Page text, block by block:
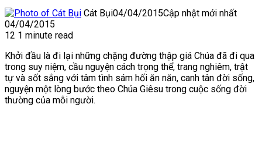
Cát Bụi04/04/2015Cập nhật mới nhất
04/04/2015
12 1 minute read
Khởi đầu là đi lại những chặng đường thập giá Chúa đã đi qua
trong suy niệm, cầu nguyện cách trọng thể, trang nghiêm, trật
tự và sốt sắng với tâm tình sám hối ăn năn, canh tân đời sống,
nguyện một lòng bước theo Chúa Giêsu trong cuộc sống đời
thường của mỗi người.